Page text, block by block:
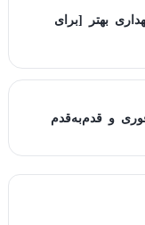
بهتر [برای
و قدم‌به‌قدم